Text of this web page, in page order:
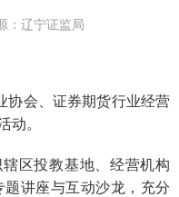
：辽宁证监局
协会、证券期货行业经营
动。
辖区投教基地、经营机构
讲座与互动沙龙，充分